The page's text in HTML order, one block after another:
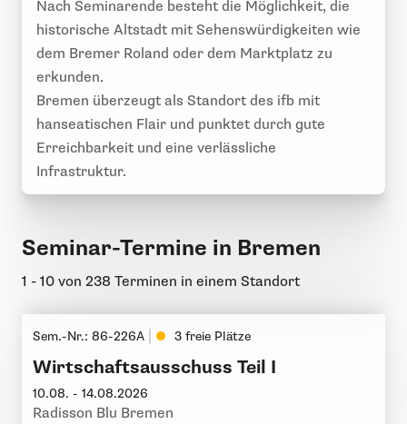
Seminar-Termine in Bremen
1 - 10 von 238 Terminen in einem Standort
Sem.-Nr.: 86-226A 3 freie Plätze
Wirtschaftsausschuss Teil I
10.08. - 14.08.2026
Radisson Blu Bremen
Nach Seminarende besteht die Möglichkeit, die
historische Altstadt mit Sehenswürdigkeiten wie
dem Bremer Roland oder dem Marktplatz zu
erkunden.
Bremen überzeugt als Standort des ifb mit
hanseatischen Flair und punktet durch gute
Erreichbarkeit und eine verlässliche
Infrastruktur.